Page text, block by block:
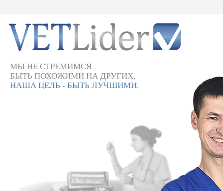
МЫ НЕ СТРЕМИМСЯ
БЫТЬ ПОХОЖИМИ НА ДРУГИХ,
НАША ЦЕЛЬ - БЫТЬ ЛУЧШИМИ.